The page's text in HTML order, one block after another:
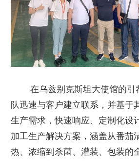
在乌兹别克斯坦大使馆的引
队迅速与客户建立联系，并基于
生产需求，快速响应、定制化设
加工生产解决方案，涵盖从番茄
热、浓缩到杀菌、灌装、包装的